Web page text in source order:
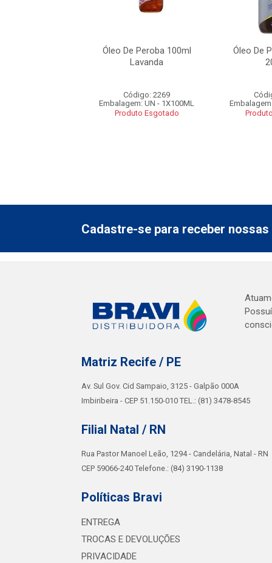
Óleo De Peroba 100ml
Lavanda
Código: 2269
Embalagem: UN - 1X100ML
Produto Esgotado
Óleo De
Cadastre-se para receber
Matriz Recife / PE
Av. Sul Gov. Cid Sampaio, 3125 - Galpão 000A
Imbiribeira - CEP 51.150-010 TEL.: (81) 3478-8545
Filial Natal / RN
Rua Pastor Manoel Leão, 1294 - Candelária, Natal - RN
CEP 59066-240 Telefone.: (84) 3190-1138
Políticas Bravi
ENTREGA
TROCAS E DEVOLUÇÕES
PRIVACIDADE